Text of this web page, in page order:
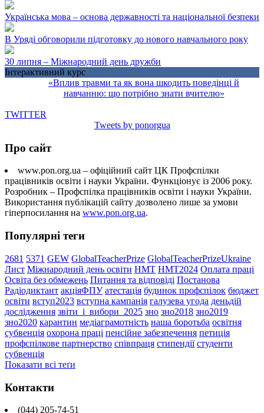
Українська мова – основа державності та національної безпеки
В Уряді обговорили підготовку до нового навчального року
30 липня – Міжнародний день дружби
Інтерактивний курс
«Вплив травми та як вона шкодить поведінці й
навчанню: що потрібно знати вчителю»
TWITTER
Tweets by ponorgua
Про сайт
www.pon.org.ua – офіційний сайт ЦК Профспілки
працівників освіти і науки України. Функціонує із 2006 року.
Розробник – Профспілка працівників освіти і науки України.
Використання публікацій сайту дозволено лише за умови
гіперпосилання на www.pon.org.ua.
Популярні теги
2681 5371 GEW GlobalTeacherPrize GlobalTeacherPrizeUkraine
Лист Міжнародний день освіти НМТ НМТ2024 Оплата праці
Освіта без обмежень Питання та відповіді Постанова
Радіодиктант акціяФПУ атестація будинок профспілок бюджет
освіти вступ2023 вступна кампанія галузева угода деньдій
дослідження звіти_і_вибори_2025 зно зно2018 зно2019
зно2020 карантин медіаграмотність наша боротьба освітня
субвенція охорона праці пенсійне забезпечення петиція
профспілкове партнерство співпраця стипендії студенти
субвенція
Показати всі теґи
Контакти
(044) 205-74-51